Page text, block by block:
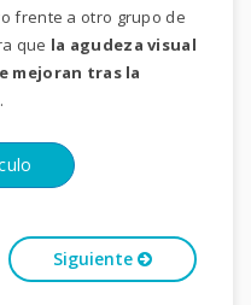
frente a otro grupo de
que la agudeza visual
mejoran tras la
.
Siguiente